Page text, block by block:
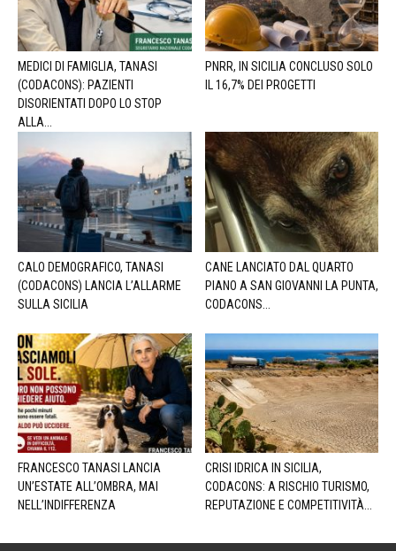
MEDICI DI FAMIGLIA, TANASI
(CODACONS): PAZIENTI
DISORIENTATI DOPO LO STOP
ALLA...
PNRR, IN SICILIA CONCLUSO SOLO
IL 16,7% DEI PROGETTI
CALO DEMOGRAFICO, TANASI
(CODACONS) LANCIA L’ALLARME
SULLA SICILIA
CANE LANCIATO DAL QUARTO
PIANO A SAN GIOVANNI LA PUNTA,
CODACONS...
FRANCESCO TANASI LANCIA
UN’ESTATE ALL’OMBRA, MAI
NELL’INDIFFERENZA
CRISI IDRICA IN SICILIA,
CODACONS: A RISCHIO TURISMO,
REPUTAZIONE E COMPETITIVITÀ...